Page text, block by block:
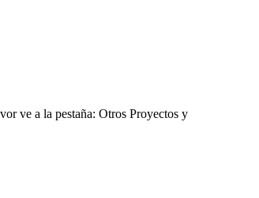
ve a la pestaña: Otros Proyectos y